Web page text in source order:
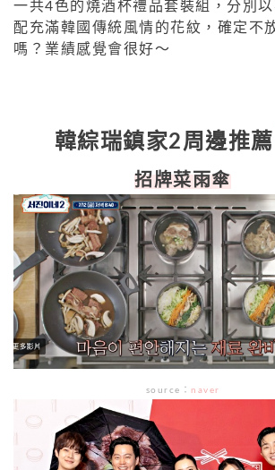
一共4色的燒酒杯禮品套裝組，分別
配充滿韓國傳統風情的花紋，確定不
嗎？業績感覺會很好～
韓綜瑞鎮家2周邊推薦
招牌菜雨傘
source ： naver